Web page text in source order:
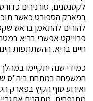
לקטנטנים, טורנירים
בפארק הספורט כאשר
להורים להתאמן בראש
פרוייקט אפשרי בריא
חיים בריא. ההשתתפות
כמידי שנה יתקיימו